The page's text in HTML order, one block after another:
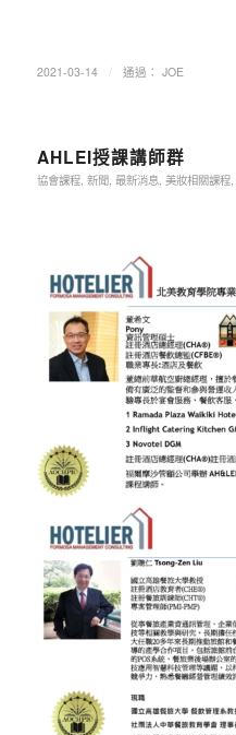
2021-03-14 通過： JOE
AHLEI授課講師群
協會課程, 新聞, 最新消息 美妝相關課程,